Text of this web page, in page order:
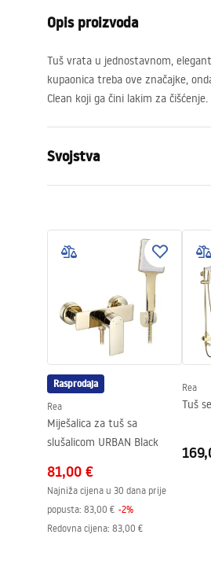
Opis proizvoda
Tuš vrata u jednostavnom,
kupaonica treba ove značajke,
Clean koji ga čini lakim za čišćenje.
Svojstva
Smjer vrata
Visina vrata za tuširanje
Profilni materijal
Materijal ručke
Smjer otvaranja
Dorada profila
Uključen komplet brtve
Može se ugraditi bez tuš kade
Jamstvo
Rasprodaja
Rea
Miješalica za tuš sa
slušalicom URBAN Black
81,00 €
Najniža cijena u 30 dana prije
popusta: 83,00 € -2%
Redovna cijena: 83,00 €
Rea
Tuš